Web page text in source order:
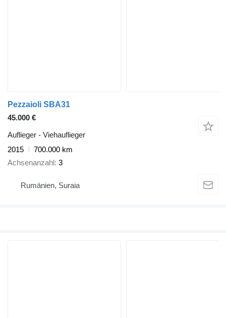
Pezzaioli SBA31
45.000 €
Auflieger - Viehauflieger
2015
700.000 km
Achsenanzahl 3
Rumänien, Suraia